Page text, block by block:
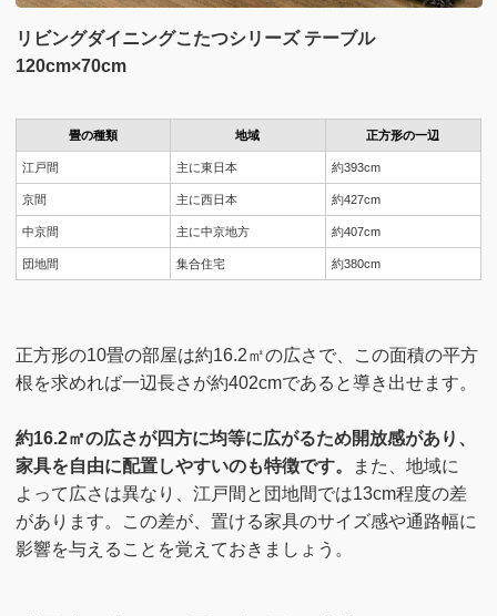
リビングダイニングこたつシリーズ テーブル
120cm×70cm
畳の種類 地域 正方形の一辺
江戸間 主に東日本 約393cm
京間 主に西日本 約427cm
中京間 主に中京地方 約407cm
団地間 集合住宅 約380cm
正方形の10畳の部屋は約16.2㎡の広さで、この面積の平方
根を求めれば一辺長さが約402cmであると導き出せます。
約16.2㎡の広さが四方に均等に広がるため開放感があり、
家具を自由に配置しやすいのも特徴です。
また、地域に
よって広さは異なり、江戸間と団地間では13cm程度の差
があります。この差が、置ける家具のサイズ感や通路幅に
影響を与えることを覚えておきましょう。